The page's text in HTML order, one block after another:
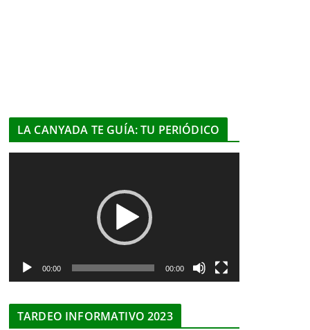
LA CANYADA TE GUÍA: TU PERIÓDICO
c
00:00 00:00
TARDEO INFORMATIVO 2023